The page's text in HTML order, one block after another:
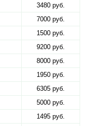
3480 руб.
7000 руб.
1500 руб.
9200 руб.
8000 руб.
1950 руб.
6305 руб.
5000 руб.
1495 руб.